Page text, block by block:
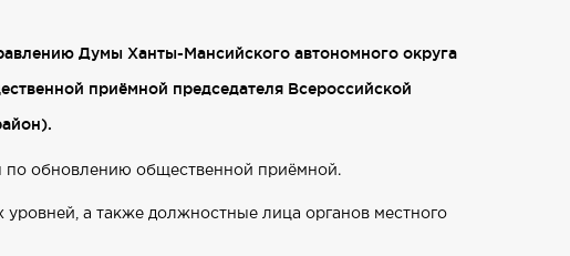
Думы Ханты-Мансийского автономного округа
приёмной председателя Всероссийской
по обновлению общественной приёмной.
а также должностные лица органов местного